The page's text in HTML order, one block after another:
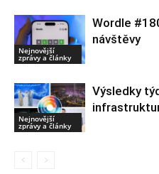
Nejnovější
zprávy a články
Wordle
návštěvy
Nejnovější
zprávy a články
Výsledky